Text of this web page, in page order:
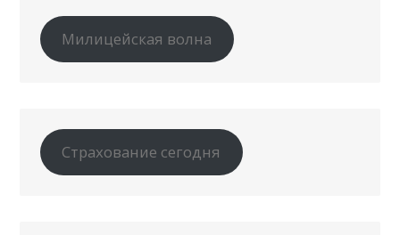
Милицейская волна
Страхование сегодня